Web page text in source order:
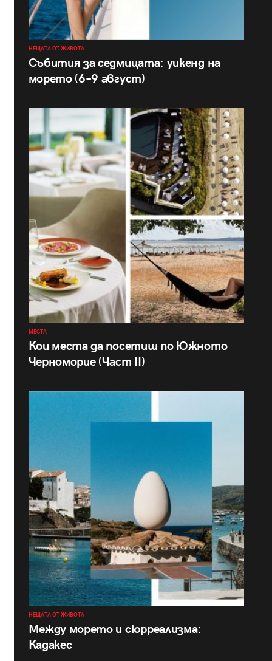
НЕЩАТА ОТ ЖИВОТА
Събития за седмицата: уикенд на
морето (6–9 август)
МЕСТА
Кои места да посетиш по Южното
Черноморие (Част II)
НЕЩАТА ОТ ЖИВОТА
Между морето и сюрреализма:
Кадакес